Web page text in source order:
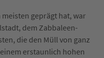
geprägt hat, war
dem Zabbaleen-
die den Müll von ganz
erstaunlich hohen